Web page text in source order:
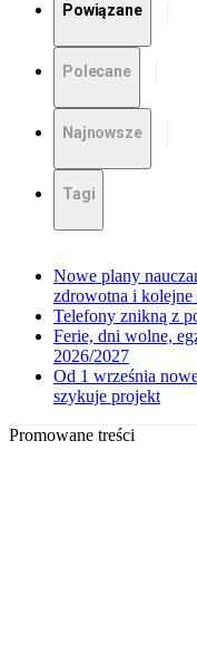
Powiązane
Polecane
Najnowsze
Tagi
Nowe plany
zdrowotna i kolejne
Telefony znikną z
Ferie, dni wolne,
2026/2027
Od 1 września
szykuje projekt
Promowane treści